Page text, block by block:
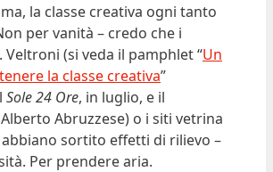
la classe creativa ogni tanto
per vanità – credo che i
Veltroni (si veda il pamphlet “Un
la classe creativa”
Sole 24 Ore, in luglio, e il
Abruzzese) o i siti vetrina
abbiano sortito effetti di rilievo –
Per prendere aria.